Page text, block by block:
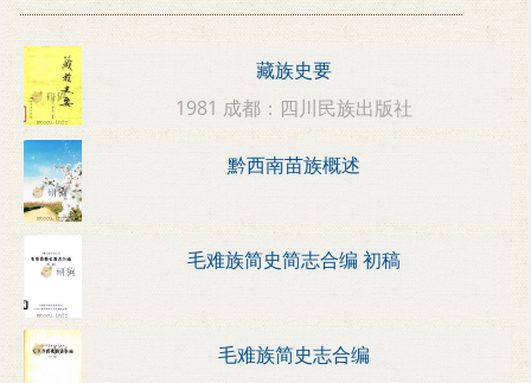
藏族史要
1981 成都：四川民族出版社
黔西南苗族概述
毛难族简史简志合编 初稿
毛难族简史志合编